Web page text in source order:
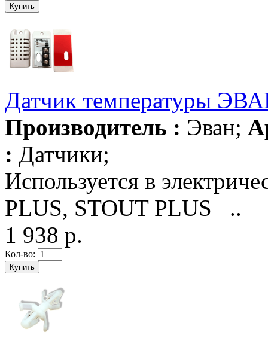
Датчик температуры
Производитель : Эван;
: Датчики;
Используется в
PLUS, STOUT PLUS ..
1 938 р.
Кол-во: